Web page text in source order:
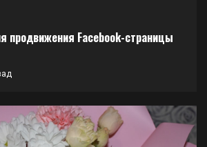
продвижения Facebook-страницы